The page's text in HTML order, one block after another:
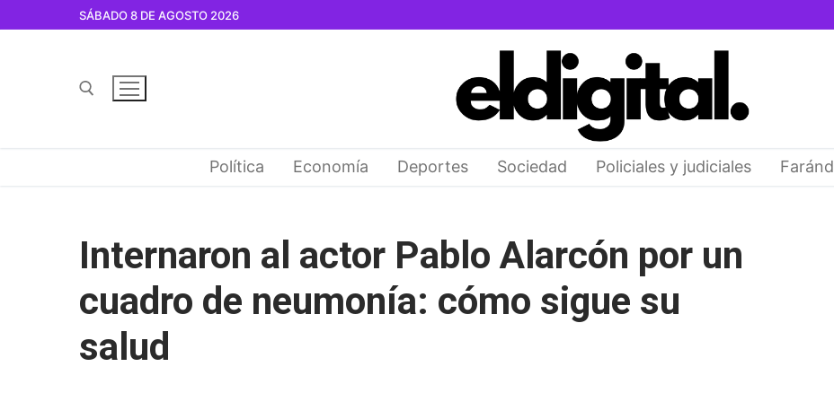
SÁBADO 8 DE AGOSTO 2026
Política Economía Deportes Sociedad Policiales y judiciales
Internaron al actor Pablo Alarcón por un
cuadro de neumonía: cómo sigue su
salud